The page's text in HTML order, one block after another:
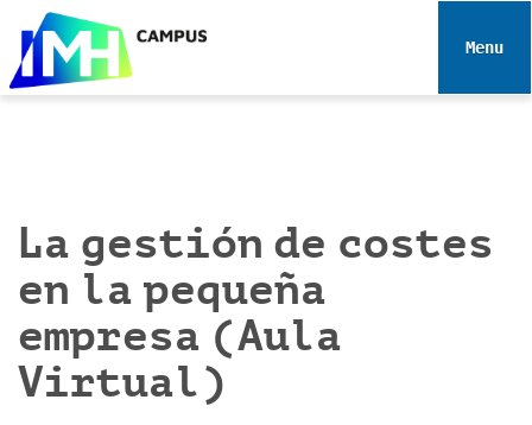
e
Toggle
La gestión de costes
en la pequeña
empresa (Aula
Virtual)